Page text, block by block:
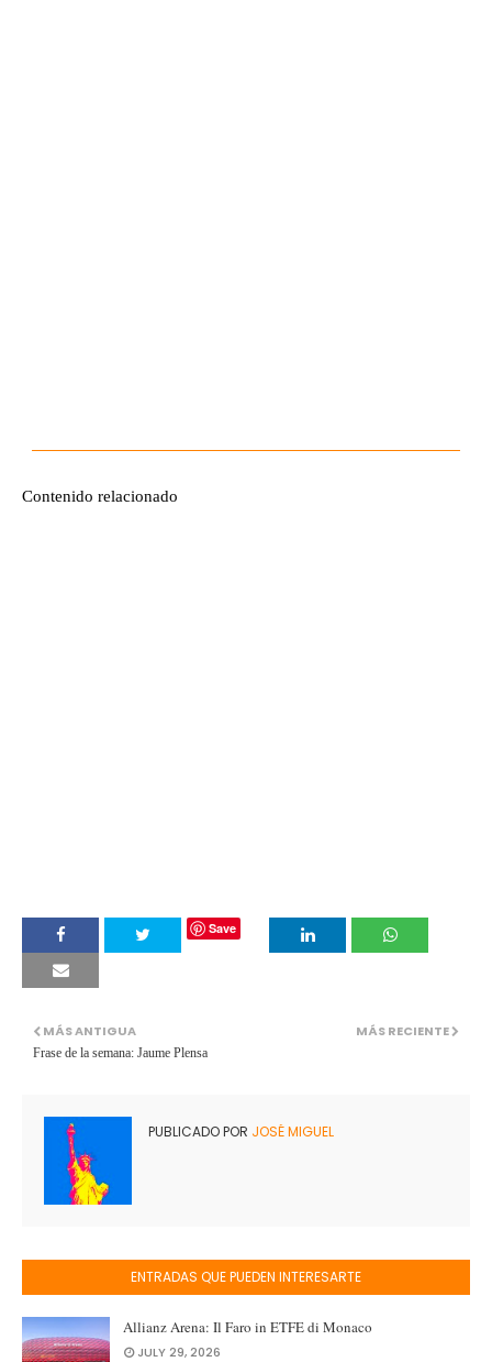
Contenido relacionado
Save
MÁS RECIENTE
MÁS ANTIGUA
Frase de la semana: Jaume Plensa
PUBLICADO POR JOSÉ MIGUEL
ENTRADAS QUE PUEDEN INTERESARTE
Allianz Arena: Il Faro in ETFE di Monaco
JULY 29, 2026